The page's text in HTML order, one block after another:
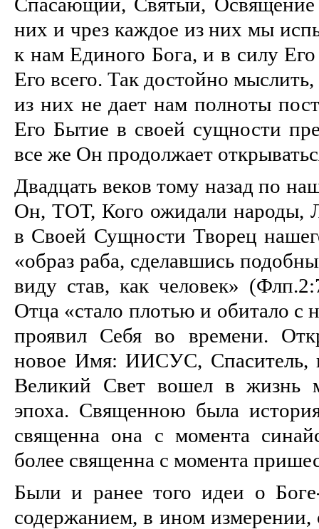
них и чрез каждое из них мы
к нам Единого Бога, и в силу
Его всего. Так достойно
из них не дает нам полноты
Его Бытие в своей сущности
все же Он продолжает
Двадцать веков тому назад по
Он, ТОТ, Кого ожидали народы,
в Своей Сущности Творец
«образ раба, сделавшись
виду став, как человек»
Отца «стало плотью и обитало
проявил Себя во времени.
новое Имя: ИИСУС,
Великий Свет вошел в жизнь
эпоха. Священною была
священна она с момента
более священна с момента
Были и ранее того идеи о
содержанием, в ином